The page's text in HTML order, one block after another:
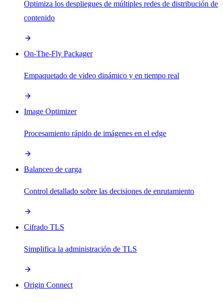
Optimiza los despliegues de múltiples redes de distribución de
contenido
On-The-Fly Packager
Empaquetado de video dinámico y en tiempo real
Image Optimizer
Procesamiento rápido de imágenes en el edge
Balanceo de carga
Control detallado sobre las decisiones de enrutamiento
Cifrado TLS
Simplifica la administración de TLS
Origin Connect